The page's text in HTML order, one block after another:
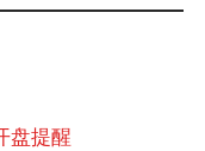
盘提醒